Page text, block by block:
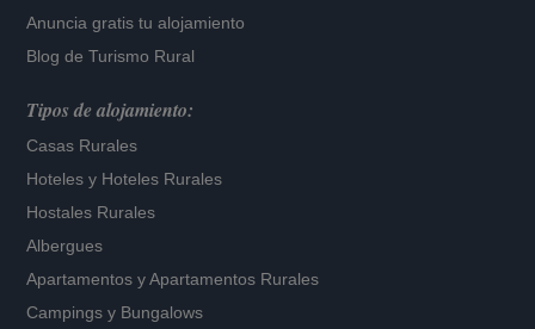
Anuncia gratis tu alojamiento
Blog de Turismo Rural
Tipos de alojamiento:
Casas Rurales
Hoteles y Hoteles Rurales
Hostales Rurales
Albergues
Apartamentos yApartamentos Rurales
Campings y Bungalows